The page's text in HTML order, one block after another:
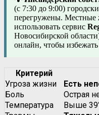
(с 7:30 до 9:00)
перегружены. Местные
использовать сервис
Новосибирской
онлайн, чтобы
Критерий
Угроза жизни
Есть
Боль
Острая
Температура
Выше